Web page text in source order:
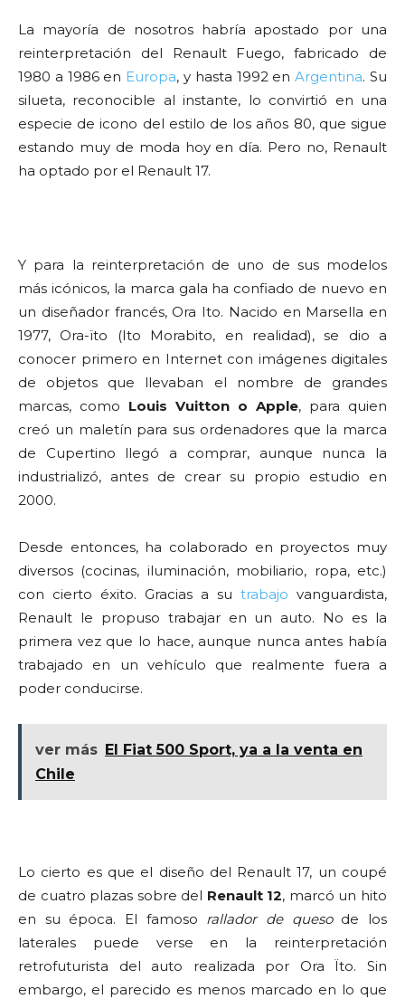
La mayoría de nosotros habría apostado por una
reinterpretación del Renault Fuego, fabricado de
1980 a 1986 en Europa, y hasta 1992 enArgentina. Su
silueta, reconocible al instante, lo convirtió en una
especie de icono del estilo de los años 80, que sigue
estando muy de moda hoy en día. Pero no, Renault
ha optado por el Renault 17.
Y para la reinterpretación de uno de sus modelos
más icónicos, la marca gala ha confiado de nuevo en
un diseñador francés, Ora Ito. Nacido en Marsella en
1977, Ora-ïto (Ito Morabito, en realidad), se dio a
conocer primero en Internet con imágenes digitales
de objetos que llevaban el nombre de grandes
marcas, como Louis Vuitton o Apple, para quien
creó un maletín para sus ordenadores que la marca
de Cupertino llegó a comprar, aunque nunca la
industrializó, antes de crear su propio estudio en
2000.
Desde entonces, ha colaborado en proyectos muy
diversos (cocinas, iluminación, mobiliario, ropa, etc.)
con cierto éxito. Gracias a su trabajo vanguardista,
Renault le propuso trabajar en un auto. No es la
primera vez que lo hace, aunque nunca antes había
trabajado en un vehículo que realmente fuera a
poder conducirse.
ver más El Fiat 500 Sport, ya a la venta en
Chile
Lo cierto es que el diseño del Renault 17, un coupé
de cuatro plazas sobre del Renault 12, marcó un hito
en su época. El famoso rallador de queso de los
laterales puede verse en la reinterpretación
retrofuturista del auto realizada por Ora Ïto. Sin
embargo, el parecido es menos marcado en lo que